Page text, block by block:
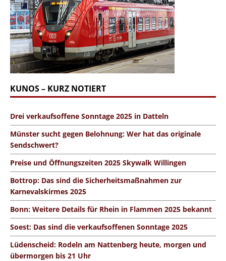
KUNOS – KURZ NOTIERT
Drei verkaufsoffene Sonntage 2025 in Datteln
Münster sucht gegen Belohnung: Wer hat das originale
Sendschwert?
Preise und Öffnungszeiten 2025 Skywalk Willingen
Bottrop: Das sind die Sicherheitsmaßnahmen zur
Karnevalskirmes 2025
Bonn: Weitere Details für Rhein in Flammen 2025 bekannt
Soest: Das sind die verkaufsoffenen Sonntage 2025
Lüdenscheid: Rodeln am Nattenberg heute, morgen und
übermorgen bis 21 Uhr